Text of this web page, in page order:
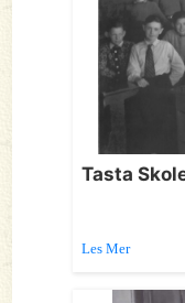
Tasta
Les Mer